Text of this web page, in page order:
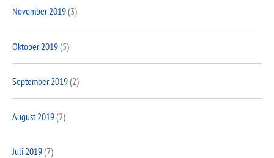
November 2019(3)
Oktober 2019(5)
September 2019(2)
August 2019(2)
Juli 2019(7)